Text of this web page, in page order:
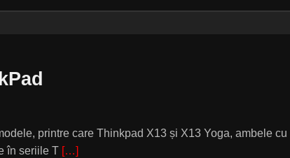
printre care Thinkpad X13 și X13 Yoga, ambele cu
în seriile T […]